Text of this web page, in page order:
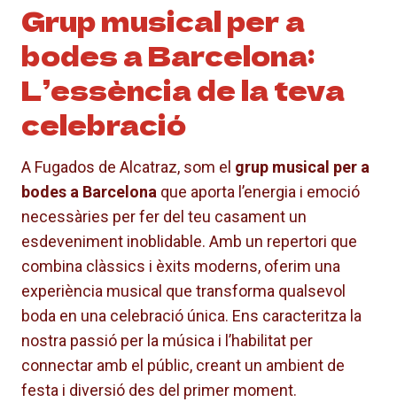
Grup musical per a
bodes a Barcelona:
L’essència de la teva
celebració
A Fugados de Alcatraz, som el grup musical per a
bodes a Barcelona que aporta l’energia i emoció
necessàries per fer del teu casament un
esdeveniment inoblidable. Amb un repertori que
combina clàssics i èxits moderns, oferim una
experiència musical que transforma qualsevol
boda en una celebració única. Ens caracteritza la
nostra passió per la música i l’habilitat per
connectar amb el públic, creant un ambient de
festa i diversió des del primer moment.